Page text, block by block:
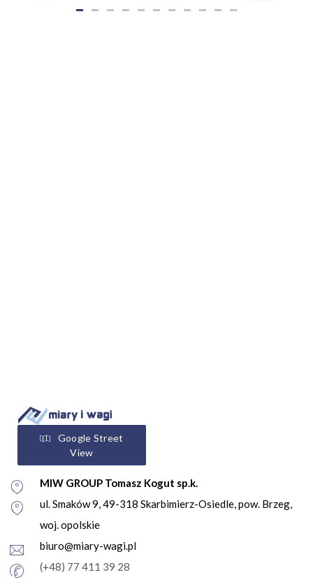
Google Street
View
MIW GROUP Tomasz Kogut sp.k.
ul. Smaków 9, 49-318 Skarbimierz-Osiedle, pow. Brzeg,
woj. opolskie
biuro@miary-wagi.pl
(+48) 77 411 39 28